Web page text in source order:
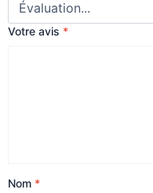
Votre avis *
Nom *